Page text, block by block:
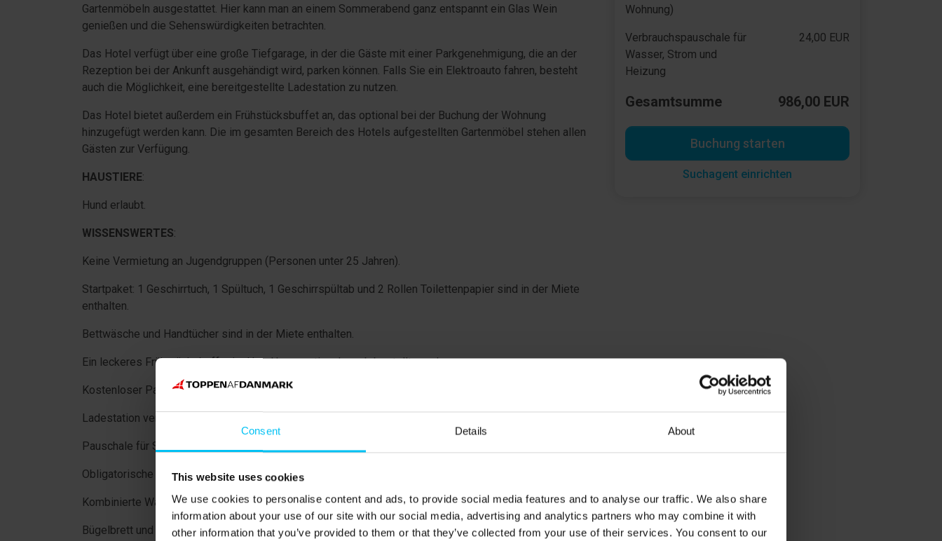
Consent Details About
This website uses cookies
We use cookies to personalise content and ads, to provide social media features and to analyse our traffic. We also share
information about your use of our site with our social media, advertising and analytics partners who may combine it with
other information that you’ve provided to them or that they’ve collected from your use of their services. You consent to our
Gartenmöbeln ausgestattet. Hier kann man an einem Sommerabend ganz entspannt ein Glas Wein
genießen und die Sehenswürdigkeiten betrachten.
Das Hotel verfügt über eine große Tiefgarage, in der die Gäste mit einer Parkgenehmigung, die an der
Rezeption bei der Ankunft ausgehändigt wird, parken können. Falls Sie ein Elektroauto fahren, besteht
auch die Möglichkeit, eine bereitgestellte Ladestation zu nutzen.
Das Hotel bietet außerdem ein Frühstücksbuffet an, das optional bei der Buchung der Wohnung
hinzugefügt werden kann. Die im gesamten Bereich des Hotels aufgestellten Gartenmöbel stehen allen
Gästen zur Verfügung.
HAUSTIERE:
Hund erlaubt.
WISSENSWERTES:
Keine Vermietung an Jugendgruppen (Personen unter 25 Jahren).
Startpaket: 1 Geschirrtuch, 1 Spültuch, 1 Geschirrspültab und 2 Rollen Toilettenpapier sind in der Miete
enthalten.
Bettwäsche und Handtücher sind in der Miete enthalten.
Ein leckeres Frühstücksbuffet im Hotel kann optional vorab bestellt werden.
Kostenloser Parkplatz in der Tiefgarage.
Ladestation verfügbar – bitte an der Rezeption nachfragen.
Pauschale für Strom, Wasser und Heizung.
Obligatorische Endreinigung.
Kombinierte Waschmaschine/Trockner.
Bügelbrett und Bügeleisen können im Hotel ausgeliehen werden.
Wohnung)
Verbrauchspauschale für
Wasser, Strom und
Heizung
24,00 EUR
Gesamtsumme 986,00 EUR
Buchung starten
Suchagent einrichten